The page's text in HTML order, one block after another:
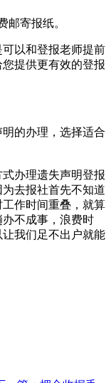
邮寄报纸。
以和登报老师提前
提供更有效的登报
的办理，‌选择适合
办理遗失声明登报
去报社首先不知道
作时间重叠，就算
不成事，浪费时
我们足不出户就能